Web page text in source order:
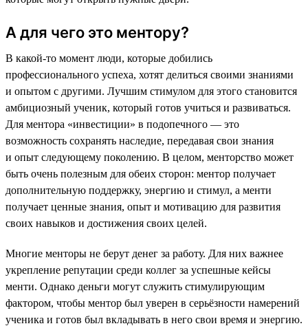
А для чего это ментору?
В какой-то момент люди, которые добились
профессионального успеха, хотят делиться своими знаниями
и опытом с другими. Лучшим стимулом для этого становится
амбициозный ученик, который готов учиться и развиваться.
Для ментора «инвестиции» в подопечного — это
возможность сохранять наследие, передавая свои знания
и опыт следующему поколению. В целом, менторство может
быть очень полезным для обеих сторон: ментор получает
дополнительную поддержку, энергию и стимул, а менти
получает ценные знания, опыт и мотивацию для развития
своих навыков и достижения своих целей.
Многие менторы не берут денег за работу. Для них важнее
укрепление репутации среди коллег за успешные кейсы
менти. Однако деньги могут служить стимулирующим
фактором, чтобы ментор был уверен в серьёзности намерений
ученика и готов был вкладывать в него свои время и энергию.